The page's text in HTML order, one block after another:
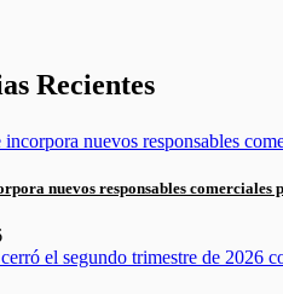
Recientes
nuevos responsables